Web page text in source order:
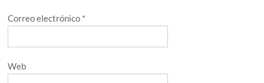
Correo electrónico *
Web